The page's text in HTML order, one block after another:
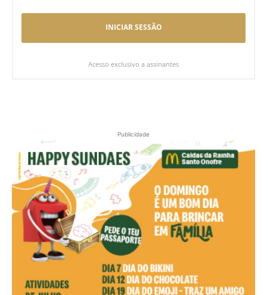
INICIAR SESSÃO
Acesso exclusivo a assinantes
Publicidade